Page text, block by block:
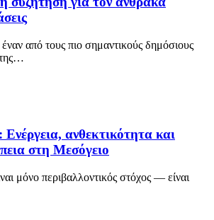
από τους πιο σημαντικούς δημόσιους
ανθεκτικότητα και
στη Μεσόγειο
μόνο περιβαλλοντικός στόχος — είναι